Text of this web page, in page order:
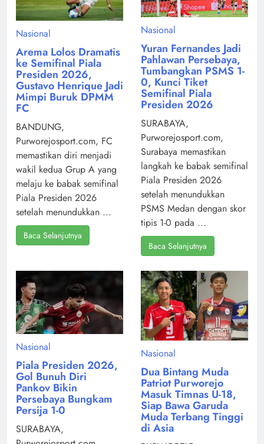
Nasional
Arema Lolos Dramatis
ke Semifinal Piala
Presiden 2026,
Gustavo Henrique Jadi
Mimpi Buruk DPMM
FC
BANDUNG,
Purworejosport.com, FC
memastikan diri menjadi
wakil kedua Grup A yang
melaju ke babak semifinal
Piala Presiden 2026
setelah menundukkan ...
Baca Selanjutnya
Nasional
Yuran Fernandes Jadi
Pahlawan Persebaya,
Tumbangkan PSMS 1-
0, Kunci Tiket
Semifinal Piala
Presiden 2026
SURABAYA,
Purworejosport.com,
Surabaya memastikan
langkah ke babak semifinal
Piala Presiden 2026
setelah menundukkan
PSMS Medan dengan skor
tipis 1-0 pada ...
Baca Selanjutnya
Nasional
Piala Presiden 2026,
Gol Bunuh Diri
Pankov Bikin
Persebaya Bungkam
Persija 1-0
SURABAYA,
Nasional
Dua Bintang Muda
Patriot Purworejo
Masuk Timnas U-18,
Siap Bawa Garuda
Muda Terbang Tinggi
di Asia